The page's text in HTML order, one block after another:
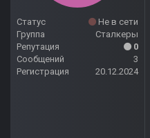
Статус
Не в сети
Группа
Сталкеры
Репутация
0
Сообщений
3
Регистрация
20.12.2024